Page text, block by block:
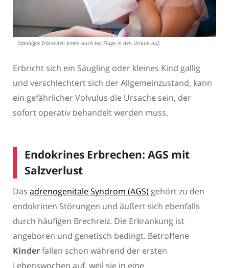
Ständiges Erbrechen treten auch bei Flüge in den Urlaub auf.
Erbricht sich ein Säugling oder kleines Kind gallig
und verschlechtert sich der Allgemeinzustand, kann
ein gefährlicher Volvulus die Ursache sein, der
sofort operativ behandelt werden muss.
Endokrines Erbrechen: AGS mit
Salzverlust
Das adrenogenitale Syndrom (AGS) gehört zu den
endokrinen Störungen und äußert sich ebenfalls
durch häufigen Brechreiz. Die Erkrankung ist
angeboren und genetisch bedingt. Betroffene
Kinderfallen schon während der ersten
Lebenswochen auf, weil sie in eine